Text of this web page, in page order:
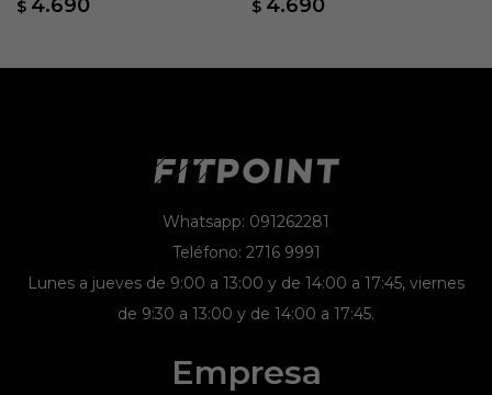
$ 4.690 $ 4.690
Whatsapp: 091262281
Teléfono: 2716 9991
Lunes a jueves de 9:00 a 13:00 y de 14:00 a 17:45, viernes
de 9:30 a 13:00 y de 14:00 a 17:45.
Empresa